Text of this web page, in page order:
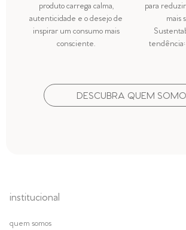
produto carrega calma,
autenticidade e o desejo de
inspirar um consumo mais
consciente.
para
mais
tendência:
DESCUBRA QUEM
institucional
quem somos